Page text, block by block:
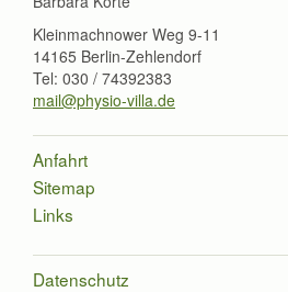
Kleinmachnower Weg 9-11
14165 Berlin-Zehlendorf
Tel: 030 / 74392383
mail@physio-villa.de
Anfahrt
Sitemap
Links
Datenschutz